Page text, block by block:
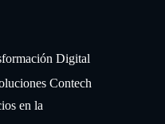
Digital
Contech